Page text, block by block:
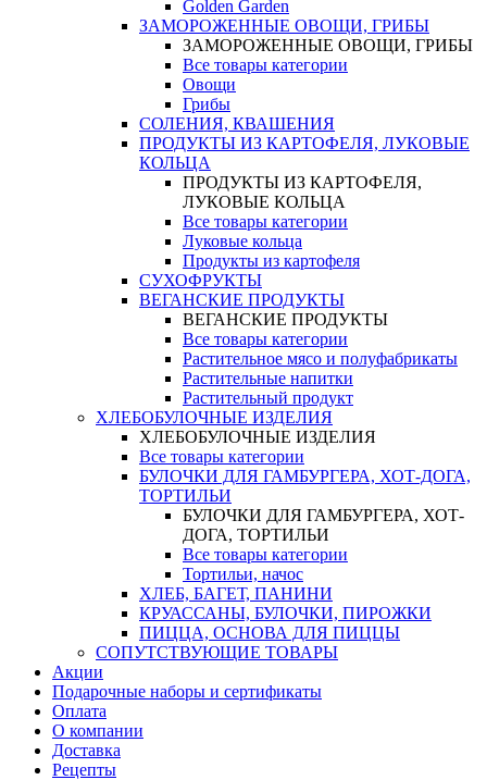
Golden Garden
ЗАМОРОЖЕННЫЕ ОВОЩИ, ГРИБЫ
ЗАМОРОЖЕННЫЕ ОВОЩИ, ГРИБЫ
Все товары категории
Овощи
Грибы
СОЛЕНИЯ, КВАШЕНИЯ
ПРОДУКТЫ ИЗ КАРТОФЕЛЯ, ЛУКОВЫЕ
КОЛЬЦА
ПРОДУКТЫ ИЗ КАРТОФЕЛЯ,
ЛУКОВЫЕ КОЛЬЦА
Все товары категории
Луковые кольца
Продукты из картофеля
СУХОФРУКТЫ
ВЕГАНСКИЕ ПРОДУКТЫ
ВЕГАНСКИЕ ПРОДУКТЫ
Все товары категории
Растительное мясо и полуфабрикаты
Растительные напитки
Растительный продукт
ХЛЕБОБУЛОЧНЫЕ ИЗДЕЛИЯ
ХЛЕБОБУЛОЧНЫЕ ИЗДЕЛИЯ
Все товары категории
БУЛОЧКИ ДЛЯ ГАМБУРГЕРА, ХОТ-ДОГА,
ТОРТИЛЬИ
БУЛОЧКИ ДЛЯ ГАМБУРГЕРА, ХОТ-
ДОГА, ТОРТИЛЬИ
Все товары категории
Тортильи, начос
ХЛЕБ, БАГЕТ, ПАНИНИ
КРУАССАНЫ, БУЛОЧКИ, ПИРОЖКИ
ПИЦЦА, ОСНОВА ДЛЯ ПИЦЦЫ
СОПУТСТВУЮЩИЕ ТОВАРЫ
Акции
Подарочные наборы и сертификаты
Оплата
О компании
Доставка
Рецепты